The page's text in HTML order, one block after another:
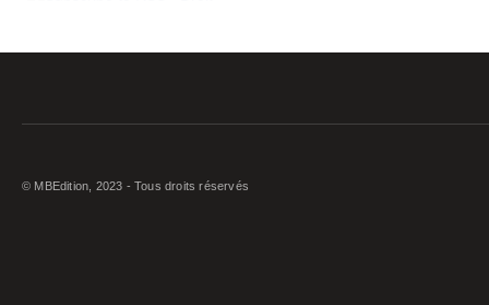
© MBEdition, 2023 - Tous droits réservés